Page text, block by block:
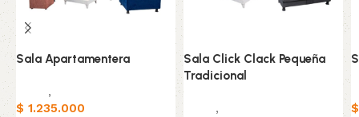
Sala Apartamentera
,
$ 1.235.000
Sala Click Clack Pequeña
Tradicional
,
$